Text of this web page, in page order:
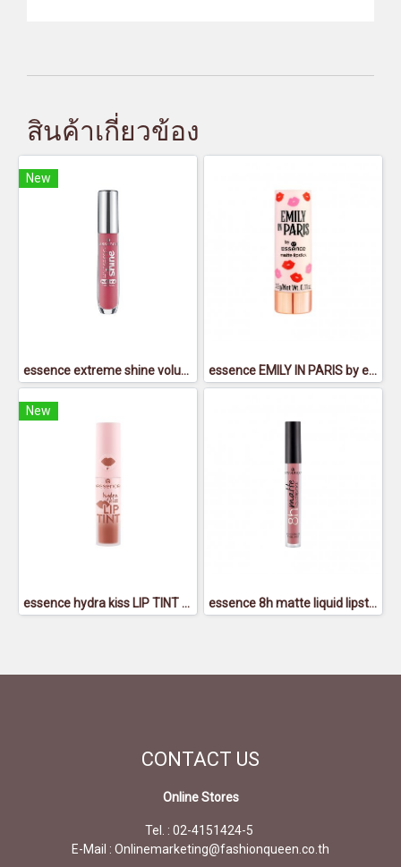
สินค้าเกี่ยวข้อง
New
essence extreme shine volume lipgloss 18 - เอสเซนส์ เอ็กซ์ตรีม ชายน์ วอลุ่ม ลิปกลอส 18 essence EMILY IN PARIS by essence matte lipstick 01 - เอสเซนส์เอมิลี่อินปารีสบายเอสเซนส์แมตต์ลิปสติก01
New
essence hydra kiss LIP TINT 01 - เอสเซนส์ ไฮดร้า คิส ลิป ทิ้นท์ 01 essence 8h matte liquid lipstick 04 - เอสเซนส์8อาวส์แมตต์ลิควิดลิปสติก04
CONTACT US
Online Stores
Tel. : 02-4151424-5
E-Mail : Onlinemarketing@fashionqueen.co.th